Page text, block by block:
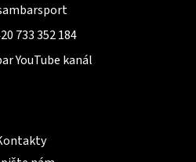
733 352 184
YouTube kanál